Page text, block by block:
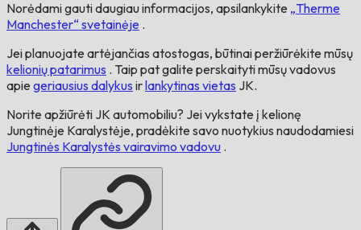
Norėdami gauti daugiau informacijos, apsilankykite „Therme
Manchester“ svetainėje .
Jei planuojate artėjančias atostogas, būtinai peržiūrėkite mūsų
kelionių patarimus . Taip pat galite perskaityti mūsų vadovus
apie geriausius dalykus irlankytinas vietas JK.
Norite apžiūrėti JK automobiliu? Jei vykstate į kelionę
Jungtinėje Karalystėje, pradėkite savo nuotykius naudodamiesi
Jungtinės Karalystės vairavimo vadovu .